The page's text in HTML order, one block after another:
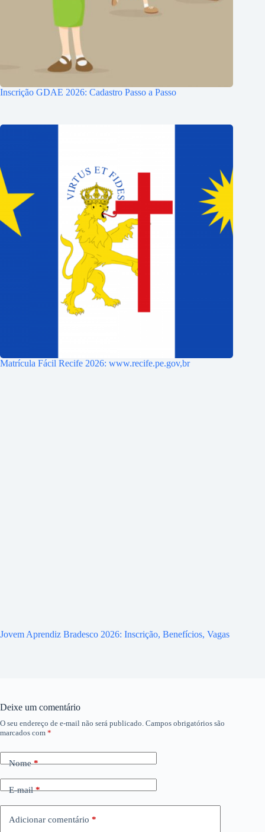
Inscrição GDAE 2026: Cadastro Passo a Passo
Matrícula Fácil Recife 2026: www.recife.pe.gov,br
Jovem Aprendiz Bradesco 2026: Inscrição, Benefícios, Vagas
Deixe um comentário
O seu endereço de e-mail não será publicado. Campos obrigatórios são
marcados com *
Nome*
E-mail*
Adicionar comentário *